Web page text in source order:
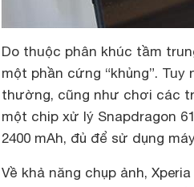
Do thuộc phân khúc tầm
một phần cứng “khủng”.
thường, cũng như chơi các
một chip xử lý Snapdragon
2400 mAh, đủ để sử dụng
Về khả năng chụp ảnh,